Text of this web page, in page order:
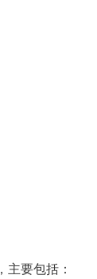
主要包括：